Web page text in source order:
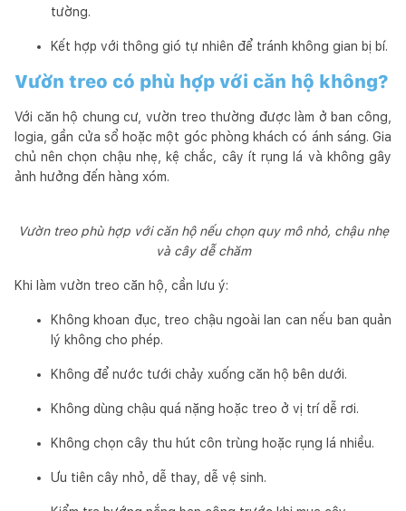
tường.
Kết hợp với thông gió tự nhiên để tránh không gian bị bí.
Vườn treo có phù hợp với căn hộ không?
Với căn hộ chung cư, vườn treo thường được làm ở ban công,
logia, gần cửa sổ hoặc một góc phòng khách có ánh sáng. Gia
chủ nên chọn chậu nhẹ, kệ chắc, cây ít rụng lá và không gây
ảnh hưởng đến hàng xóm.
Vườn treo phù hợp với căn hộ nếu chọn quy mô nhỏ, chậu nhẹ
và cây dễ chăm
Khi làm vườn treo căn hộ, cần lưu ý:
Không khoan đục, treo chậu ngoài lan can nếu ban quản
lý không cho phép.
Không để nước tưới chảy xuống căn hộ bên dưới.
Không dùng chậu quá nặng hoặc treo ở vị trí dễ rơi.
Không chọn cây thu hút côn trùng hoặc rụng lá nhiều.
Ưu tiên cây nhỏ, dễ thay, dễ vệ sinh.